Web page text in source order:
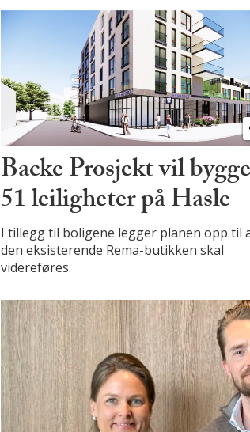
Backe Prosjekt vil bygge
51 leiligheter på Hasle
I tillegg til boligene legger planen opp til
den eksisterende Rema-butikken skal
videreføres.